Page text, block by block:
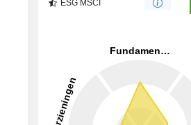
ESG MSCI